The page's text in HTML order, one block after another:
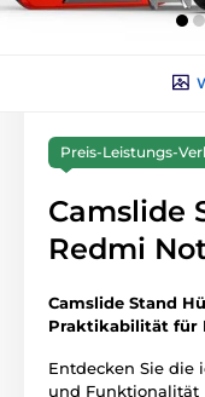
Preis-Leistungs-
Camslide
Redmi
Camslide Stand
Praktikabilität für
Entdecken Sie die
und Funktionalität